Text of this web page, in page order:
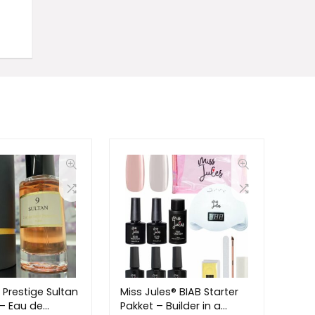
Sultan
Eau de
Miss Jules® BIAB Starter
Pakket – Builder in a